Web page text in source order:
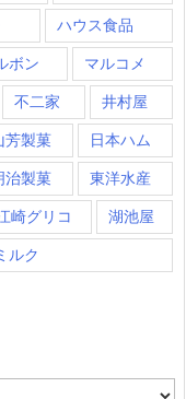
ハウス食品
ボン マルコメ
不二家 井村屋
芳製菓 日本ハム
治製菓 東洋水産
崎グリコ 湖池屋
ルク